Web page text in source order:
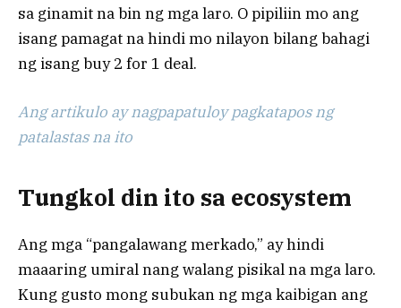
sa ginamit na bin ng mga laro. O pipiliin mo ang
isang pamagat na hindi mo nilayon bilang bahagi
ng isang buy 2 for 1 deal.
Ang artikulo ay nagpapatuloy pagkatapos ng
patalastas na ito
Tungkol din ito sa ecosystem
Ang mga “pangalawang merkado,” ay hindi
maaaring umiral nang walang pisikal na mga laro.
Kung gusto mong subukan ng mga kaibigan ang